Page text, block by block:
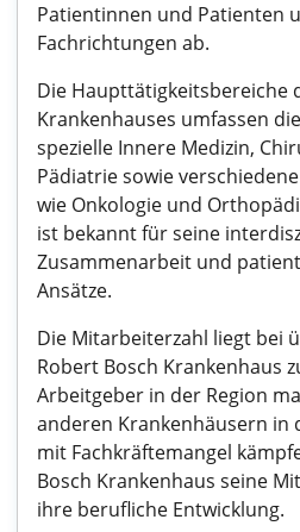
Patientinnen und Patienten
Fachrichtungen ab.
Die Haupttätigkeitsbereiche
Krankenhauses umfassen
spezielle Innere Medizin,
Pädiatrie sowie
wie Onkologie und
ist bekannt für seine
Zusammenarbeit und
Ansätze.
Die Mitarbeiterzahl liegt bei
Robert Bosch Krankenhaus
Arbeitgeber in der Region
anderen Krankenhäusern in
mit Fachkräftemangel
Bosch Krankenhaus seine
ihre berufliche Entwicklung.